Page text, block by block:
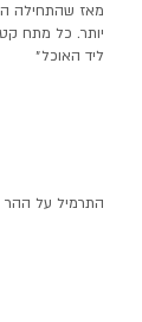
מאז שהתחילה
יותר. כל מתח
ליד האוכל״
התרמיל על ההר